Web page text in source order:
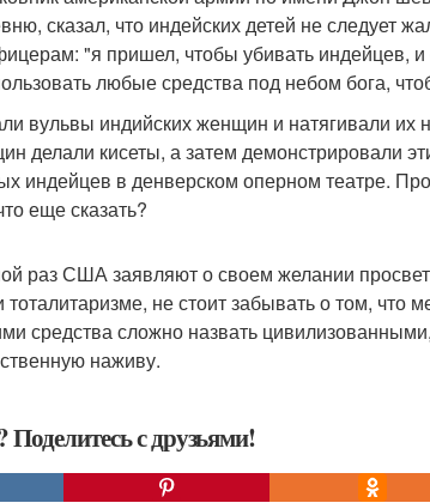
сказал, что индейских детей не следует
"я пришел, чтобы убивать индейцев, и
любые средства под небом бога,
вульвы индийских женщин и натягивали их
делали кисеты, а затем демонстрировали
индейцев в денверском оперном театре.
еще сказать?
раз США заявляют о своем желании
тоталитаризме, не стоит забывать о том,
средства сложно назвать
наживу.
с друзьями!